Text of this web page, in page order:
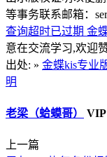
等事务联系邮箱：
查询超时已过期 金
意在交流学习,欢迎
出处: » 金蝶kis专业
明
老梁（蛤蟆哥） VIP
上一篇